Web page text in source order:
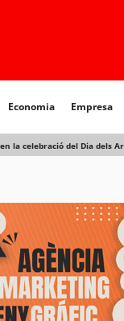
Economia Empresa
la celebració del Dia dels